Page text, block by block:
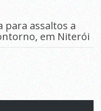
para assaltos a
em Niterói